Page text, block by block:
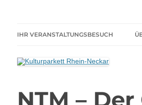
IHR VERANSTALTUNGSBESUCH
NTM –